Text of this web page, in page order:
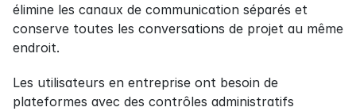
élimine les canaux de communication séparés et
conserve toutes les conversations de projet au même
endroit.
Les utilisateurs en entreprise ont besoin de
plateformes avec des contrôles administratifs